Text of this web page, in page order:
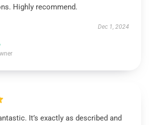
Highly recommend.
Dec 1, 2024
It’s exactly as described and